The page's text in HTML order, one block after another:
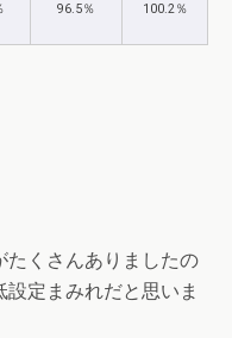
96.5％ 100.2％
たくさんありましたの
定まみれだと思いま